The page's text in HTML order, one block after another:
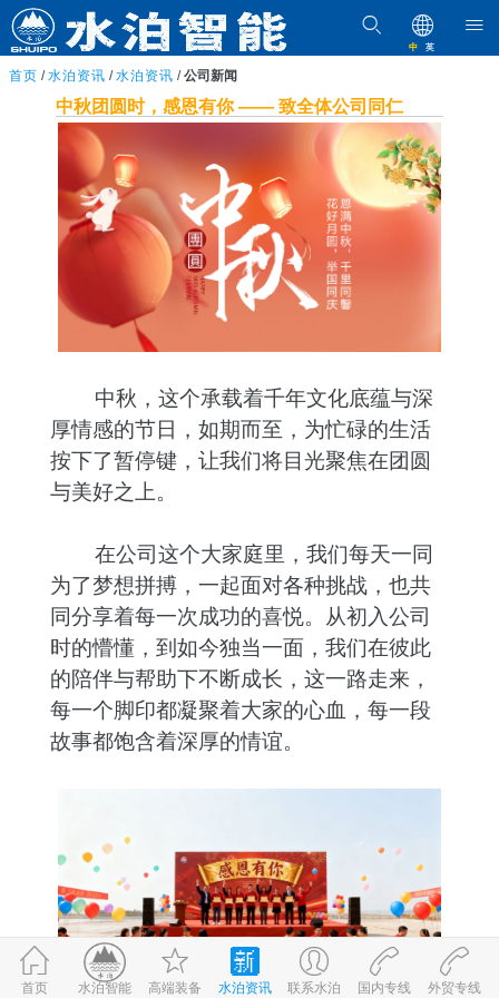
中 英
首页 / 水泊资讯 / 水泊资讯 / 公司新闻
中秋团圆时，感恩有你 —— 致全体公司同仁
中秋，这个承载着千年文化底蕴与深
厚情感的节日，如期而至，为忙碌的生活
按下了暂停键，让我们将目光聚焦在团圆
与美好之上。
在公司这个大家庭里，我们每天一同
为了梦想拼搏，一起面对各种挑战，也共
同分享着每一次成功的喜悦。从初入公司
时的懵懂，到如今独当一面，我们在彼此
的陪伴与帮助下不断成长，这一路走来，
每一个脚印都凝聚着大家的心血，每一段
故事都饱含着深厚的情谊。
©2017-2026水泊智能 鲁ICP备09059980号-1 鲁公网安备 37083202370898号
首页 水泊智能 高端装备 水泊资讯 联系水泊 国内专线 外贸专线